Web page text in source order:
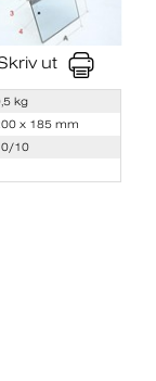
ut
kg
x 185 mm
10